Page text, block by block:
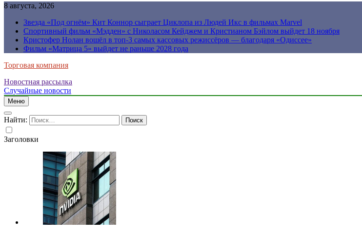
8 августа, 2026
Звезда «Под огнём» Кит Коннор сыграет Циклопа из Людей Икс в фильмах Marvel
Спортивный фильм «Мэдден» с Николасом Кейджем и Кристианом Бэйлом выйдет 18 ноября
Кристофер Нолан вошёл в топ-3 самых кассовых режиссёров — благодаря «Одиссее»
Фильм «Матрица 5» выйдет не раньше 2028 года
Торговая компания
Новостная рассылка
Случайные новости
Меню
Найти:
Заголовки